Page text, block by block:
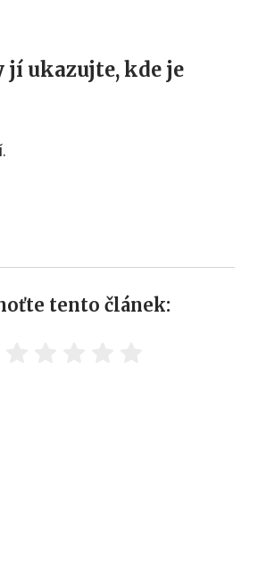
jí ukazujte, kde je
tento článek: